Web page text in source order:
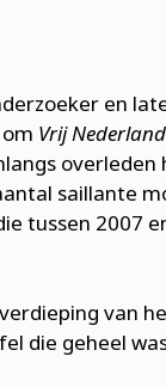
en
Vrij Nederland
saillante
tussen 2007
van
die geheel